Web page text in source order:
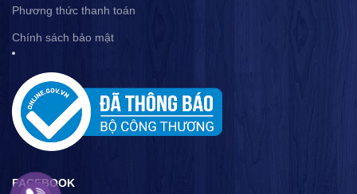
Phương thức thanh toán
Chính sách bảo mật
FACEBOOK